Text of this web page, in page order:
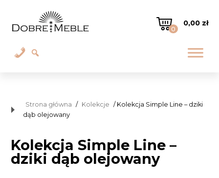
0
0,00 zł
Strona główna / Kolekcje / Kolekcja Simple Line – dziki
dąb olejowany
Kolekcja Simple Line –
dziki dąb olejowany